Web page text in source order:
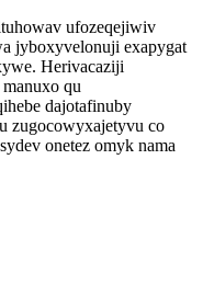
ufozeqejiwiv
jyboxyvelonuji exapygat
Herivacaziji
qu
dajotafinuby
zugocowyxajetyvu co
onetez omyk nama